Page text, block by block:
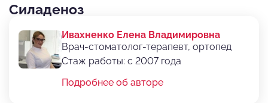
Силаденоз
Ивахненко Елена Владимировна
Врач-стоматолог-терапевт, ортопед
Стаж работы: с 2007 года
Подробнее об авторе